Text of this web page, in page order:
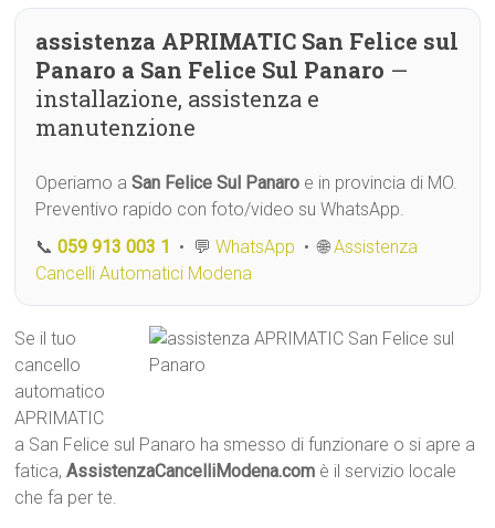
assistenza APRIMATIC San Felice sul
Panaro a San Felice Sul Panaro —
installazione, assistenza e
manutenzione
Operiamo aSan Felice Sul Panaro e in provincia di MO.
Preventivo rapido con foto/video su WhatsApp.
📞059 913 003 1 • 💬WhatsApp • 🌐Assistenza
Cancelli Automatici Modena
Se il tuo
cancello
automatico
APRIMATIC
a San Felice sul Panaro ha smesso di funzionare o si apre a
fatica,AssistenzaCancelliModena.com è il servizio locale
che fa per te.